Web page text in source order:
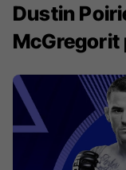
Dustin
McGregorit